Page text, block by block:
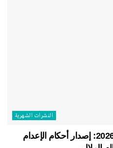
النشرات الشهریة
التقرير الشهري – يوليو/تموز 2026: إصدار أحكام الإعدام